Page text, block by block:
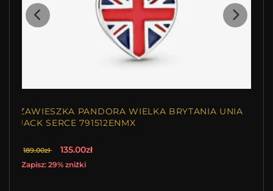
ZAWIESZKA PANDORA WIELKA BRYTANIA UNIA
JACK SERCE 791512ENMX
189.00zł 135.00zł
Zapisz: 29% zniżki